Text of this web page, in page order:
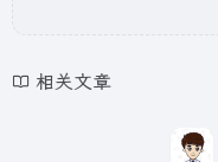
相关文章